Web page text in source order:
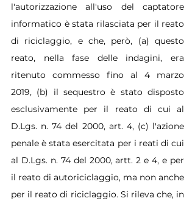
l'autorizzazione all'uso del captatore
informatico è stata rilasciata per il reato
di riciclaggio, e che, però, (a) questo
reato, nella fase delle indagini, era
ritenuto commesso fino al 4 marzo
2019, (b) il sequestro è stato disposto
esclusivamente per il reato di cui al
D.Lgs. n. 74 del 2000, art. 4, (c) l'azione
penale è stata esercitata per i reati di cui
al D.Lgs. n. 74 del 2000, artt. 2 e 4, e per
il reato di autoriciclaggio, ma non anche
per il reato di riciclaggio. Si rileva che, in